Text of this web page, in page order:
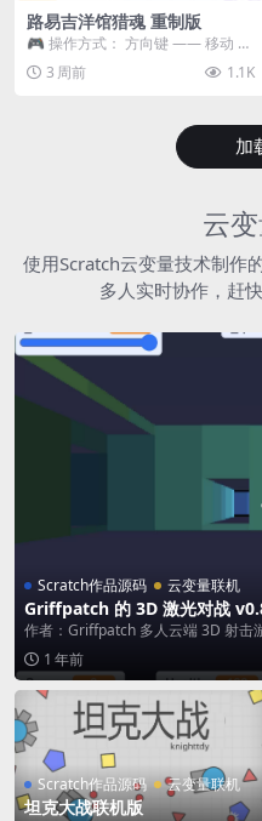
路易吉洋馆猎魂 重制版
🎮 操作方式： 方向键 —— 移动 &
跳跃 空格 —— 打开宝箱 将你...
3 周前 1.1K
加
云
使用Scratch云变量技术制作
多人实时协作，赶
Scratch作品源码 云变量联机
Griffpatch 的 3D 激光对战
作者：Griffpatch 多人云端 3D 射击
1 年前
Scratch作品源码 云变量联机
坦克大战联机版